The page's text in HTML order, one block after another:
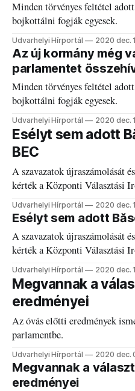
Minden törvényes feltétel
bojkottálni fogják egyesek.
Udvarhelyi Hírportál 2020 dec.
Az új kormány még
parlamentet
Minden törvényes feltétel
bojkottálni fogják egyesek.
Udvarhelyi Hírportál 2020 dec.
Esélyt sem adott
BEC
A szavazatok újraszámolását
kérték a Központi Választási
Udvarhelyi Hírportál 2020 dec.
Esélyt sem adott
A szavazatok újraszámolását
kérték a Központi Választási
Udvarhelyi Hírportál 2020 dec.
Megvannak a
eredményei
Az óvás előtti eredmények
parlamentbe.
Udvarhelyi Hírportál 2020 dec.
Megvannak a
eredményei